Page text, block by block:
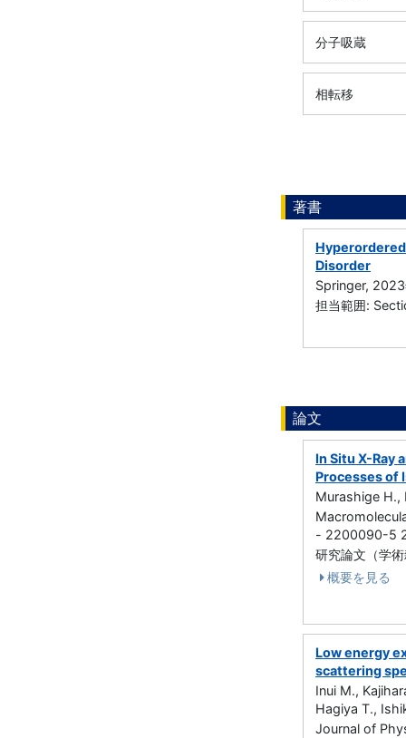
分子吸蔵
相転移
著書
Disorder
Springer,
担当範囲:
論文
In Situ X-Ray
Processes of
Murashige H.,
- 2200090-5
研究論文（学
概要を見る
Low energy
scattering
Inui M.,
Hagiya T.,
Journal of